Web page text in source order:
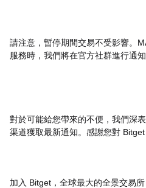
請注意，暫停期間交易不受影響。
服務時，我們將在官方社群進行通知
對於可能給您帶來的不便，我們深
渠道獲取最新通知。感謝您對 Bitget
加入 Bitget，全球最大的全景交易所